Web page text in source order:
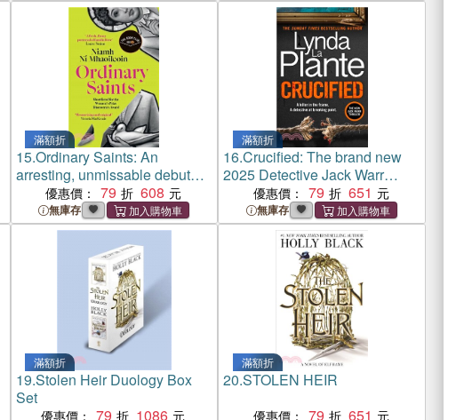
滿額折
15.Ordinary Saints: An
arresting, unmissable debut
novel of family, grief, faith and
queer identity, shortlisted for
the Women's Prize Discoveries
優惠價： 79 608
無庫存
滿額折
16.Crucified: The brand new
2025 Detective Jack Warr
crime thriller
優惠價： 79 651
無庫存
滿額折
19.Stolen Heir Duology Box
Set
優惠價： 79 1086
滿額折
20.STOLEN HEIR
優惠價： 79 651